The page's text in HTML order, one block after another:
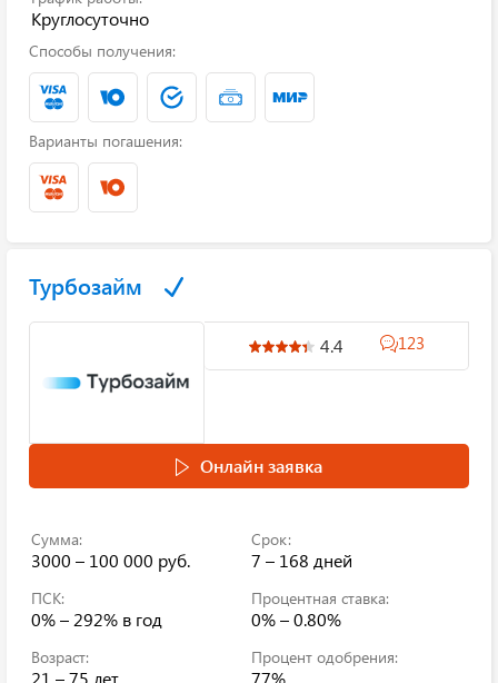
Круглосуточно
Способы получения:
Варианты погашения:
Турбозайм
4.4 123
Онлайн заявка
Сумма:
3000 – 100 000 руб.
Срок:
7 – 168 дней
ПСК:
0% – 292% в год
Процентная ставка:
0% – 0.80%
Возраст:
21 – 75 лет
Процент одобрения:
77%